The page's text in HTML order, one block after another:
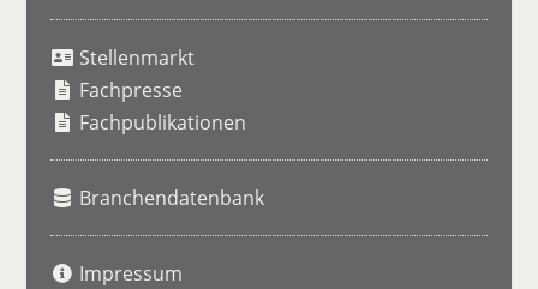
Stellenmarkt
Fachpresse
Fachpublikationen
Branchendatenbank
Impressum